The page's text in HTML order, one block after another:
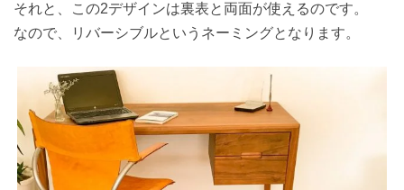
それと、この2デザインは裏表と両面が使えるのです。
なので、リバーシブルというネーミングとなります。